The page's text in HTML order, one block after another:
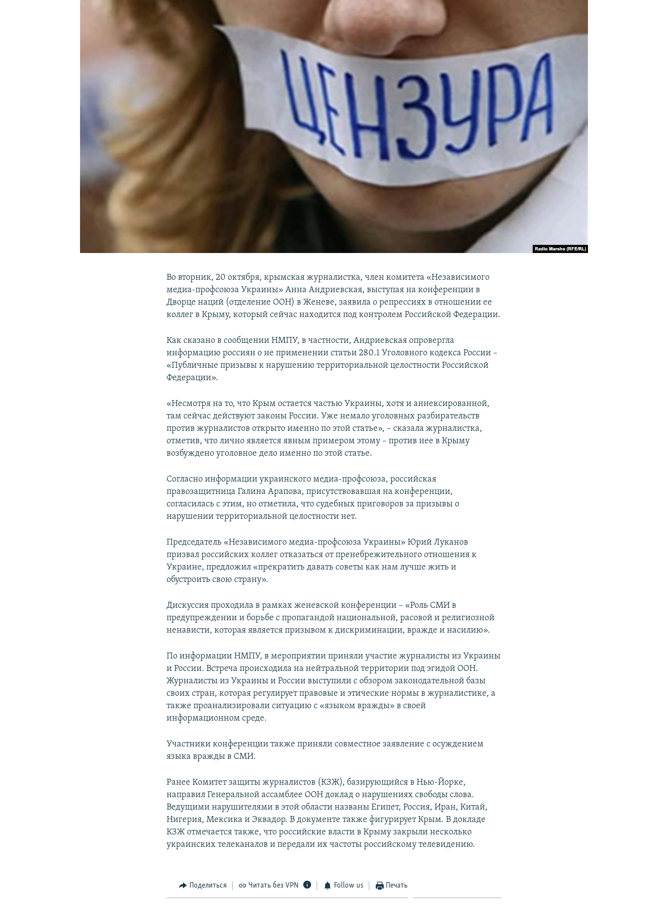
Во вторник, 20 октября, крымская журналистка, член комитета «Независимого
медиа-профсоюза Украины» Анна Андриевская, выступая на конференции в
Дворце наций (отделение ООН) в Женеве, заявила о репрессиях в отношении ее
коллег в Крыму, который сейчас находится под контролем Российской Федерации.
Как сказано в сообщении НМПУ, в частности, Андриевская опровергла
информацию россиян о не применении статьи 280.1 Уголовного кодекса России –
«Публичные призывы к нарушению территориальной целостности Российской
Федерации».
«Несмотря на то, что Крым остается частью Украины, хотя и аннексированной,
там сейчас действуют законы России. Уже немало уголовных разбирательств
против журналистов открыто именно по этой статье», – сказала журналистка,
отметив, что лично является явным примером этому – против нее в Крыму
возбуждено уголовное дело именно по этой статье.
Согласно информации украинского медиа-профсоюза, российская
правозащитница Галина Арапова, присутствовавшая на конференции,
согласилась с этим, но отметила, что судебных приговоров за призывы о
нарушении территориальной целостности нет.
Председатель «Независимого медиа-профсоюза Украины» Юрий Луканов
призвал российских коллег отказаться от пренебрежительного отношения к
Украине, предложил «прекратить давать советы как нам лучше жить и
обустроить свою страну».
Дискуссия проходила в рамках женевской конференции – «Роль СМИ в
предупреждении и борьбе с пропагандой национальной, расовой и религиозной
ненависти, которая является призывом к дискриминации, вражде и насилию».
По информации НМПУ, в мероприятии приняли участие журналисты из Украины
и России. Встреча происходила на нейтральной территории под эгидой ООН.
Журналисты из Украины и России выступили с обзором законодательной базы
своих стран, которая регулирует правовые и этические нормы в журналистике, а
также проанализировали ситуацию с «языком вражды» в своей
информационном среде.
Участники конференции также приняли совместное заявление с осуждением
языка вражды в СМИ.
Ранее Комитет защиты журналистов (КЗЖ), базирующийся в Нью-Йорке,
направил Генеральной ассамблее ООН доклад о нарушениях свободы слова.
Ведущими нарушителями в этой области названы Египет, Россия, Иран, Китай,
Нигерия, Мексика и Эквадор. В документе также фигурирует Крым. В докладе
КЗЖ отмечается также, что российские власти в Крыму закрыли несколько
украинских телеканалов и передали их частоты российскому телевидению.
Поделиться Читать без VPN Follow us Печать